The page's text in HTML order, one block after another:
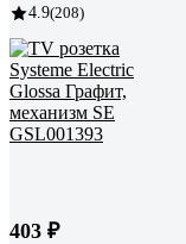
4.9(208)
403 ₽